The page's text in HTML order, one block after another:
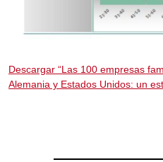
Descargar “Las 100 empresas
Alemania y Estados Unidos: un